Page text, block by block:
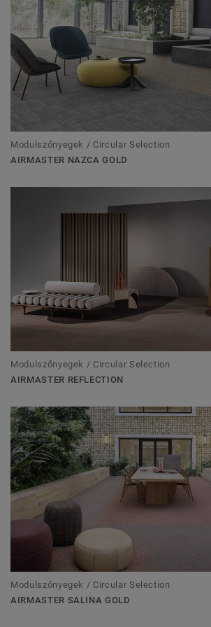
Modulszőnyegek / Circular Selection
AIRMASTER NAZCA GOLD
Modulszőnyegek / Circular Selection
AIRMASTER REFLECTION
Modulszőnyegek / Circular Selection
AIRMASTER SALINA GOLD